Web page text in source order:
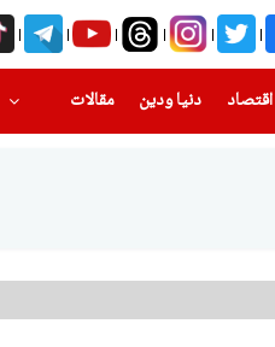
اقتصاد دنيا ودين
(current) مقالات